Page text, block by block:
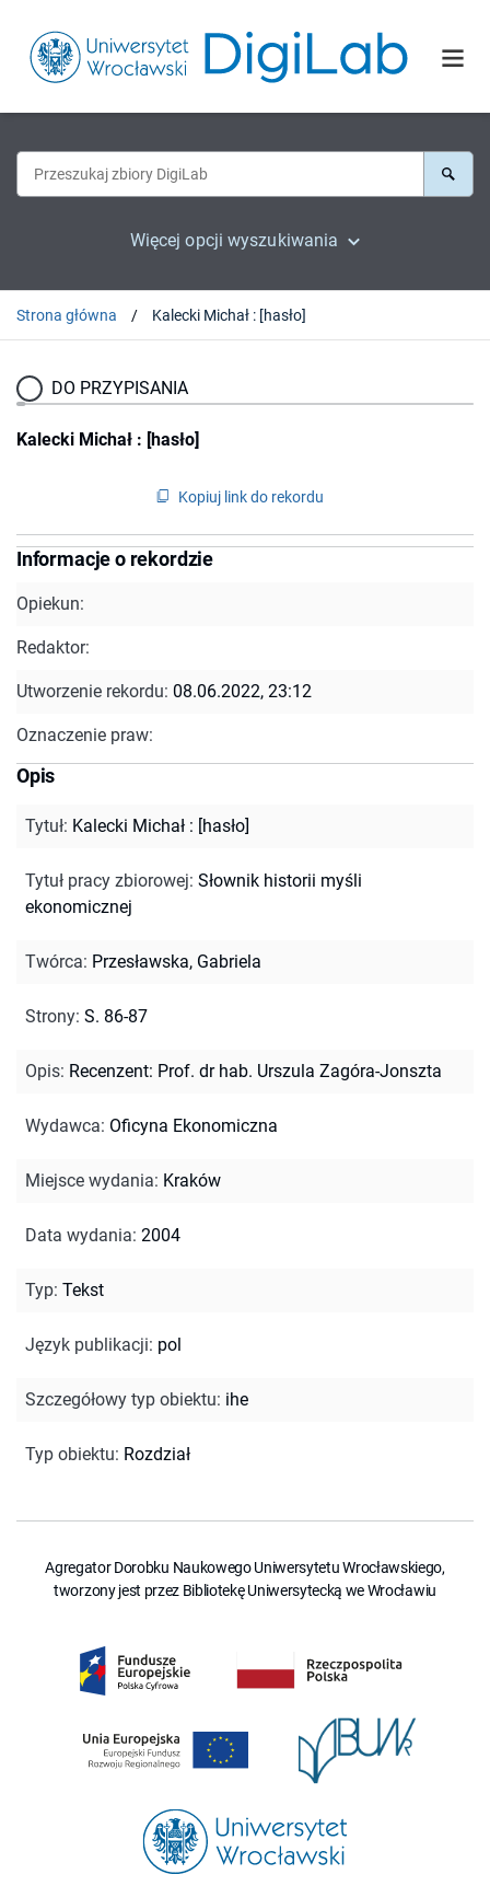
Więcej opcji wyszukiwania
Strona główna Kalecki Michał : [hasło]
DO PRZYPISANIA
Kalecki Michał : [hasło]
Kopiuj link do rekordu
Informacje o rekordzie
Opiekun:
Redaktor:
Utworzenie rekordu: 08.06.2022, 23:12
Oznaczenie praw:
Opis
Tytuł: Kalecki Michał : [hasło]
Tytuł pracy zbiorowej: Słownik historii myśli
ekonomicznej
Twórca: Przesławska, Gabriela
Strony: S. 86-87
Opis: Recenzent: Prof. dr hab. Urszula Zagóra-Jonszta
Wydawca: Oficyna Ekonomiczna
Miejsce wydania: Kraków
Data wydania: 2004
Typ: Tekst
Język publikacji: pol
Szczegółowy typ obiektu: ihe
Typ obiektu: Rozdział
Agregator Dorobku Naukowego Uniwersytetu Wrocławskiego,
tworzony jest przez Bibliotekę Uniwersytecką we Wrocławiu